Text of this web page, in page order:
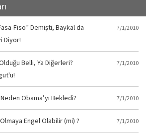
Fiso” Demişti, Baykal da
Diyor!
7/1/2010
Belli, Ya Diğerleri?
7/1/2010
Obama’yı Bekledi? 7/1/2010
Engel Olabilir (mi) ? 7/1/2010